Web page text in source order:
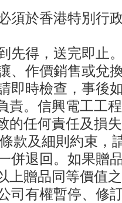
須於香港特別行
先得，送完即止
、作價銷售或兌
即時檢查，事後
責。信興電工工
的任何責任及損
款及細則約束，
併退回。如果贈
上贈品同等價值
司有權暫停、修